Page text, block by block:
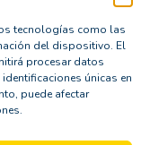
tecnologías como las
del dispositivo. El
procesar datos
únicas en
puede afectar
un crm vertical
digital